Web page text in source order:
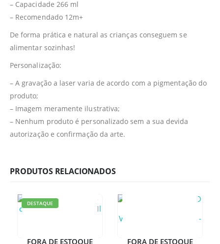
– Capacidade 266 ml
– Recomendado 12m+
De forma prática e natural as crianças conseguem se
alimentar sozinhas!
Personalização:
– A gravação a laser varia de acordo com a pigmentação do
produto;
– Imagem meramente ilustrativa;
– Nenhum produto é personalizado sem a sua devida
autorização e confirmação da arte.
PRODUTOS RELACIONADOS
DESTAQUE
FORA DE ESTOQUE FORA DE ESTOQUE